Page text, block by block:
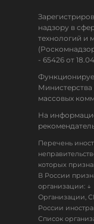
надзору в
технологий и
- 65426 от
Министерства
массовых
На
Перечень
которых
В России
организации: ↓
Организации,
России
Список